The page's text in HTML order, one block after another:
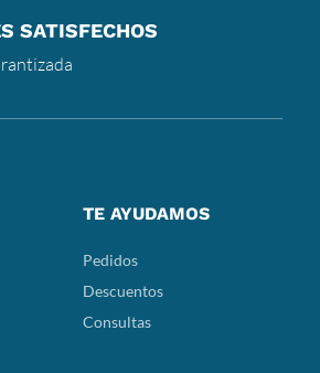
SATISFECHOS
TE AYUDAMOS
Pedidos
Descuentos
Consultas